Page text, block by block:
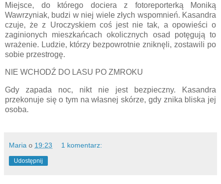
Miejsce, do którego dociera z fotoreporterką Moniką
Wawrzyniak, budzi w niej wiele złych wspomnień. Kasandra
czuje, że z Uroczyskiem coś jest nie tak, a opowieści o
zaginionych mieszkańcach okolicznych osad potęgują to
wrażenie. Ludzie, którzy bezpowrotnie zniknęli, zostawili po
sobie przestrogę.
NIE WCHODŹ DO LASU PO ZMROKU
Gdy zapada noc, nikt nie jest bezpieczny. Kasandra
przekonuje się o tym na własnej skórze, gdy znika bliska jej
osoba.
Maria o 19:23 1 komentarz:
Udostępnij